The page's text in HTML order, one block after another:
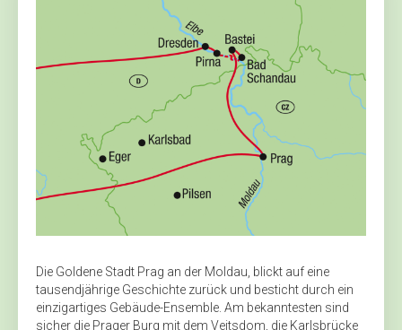
Die Goldene Stadt Prag an der Moldau, blickt auf eine
tausendjährige Geschichte zurück und besticht durch ein
einzigartiges Gebäude-Ensemble. Am bekanntesten sind
sicher die Prager Burg mit dem Veitsdom, die Karlsbrücke